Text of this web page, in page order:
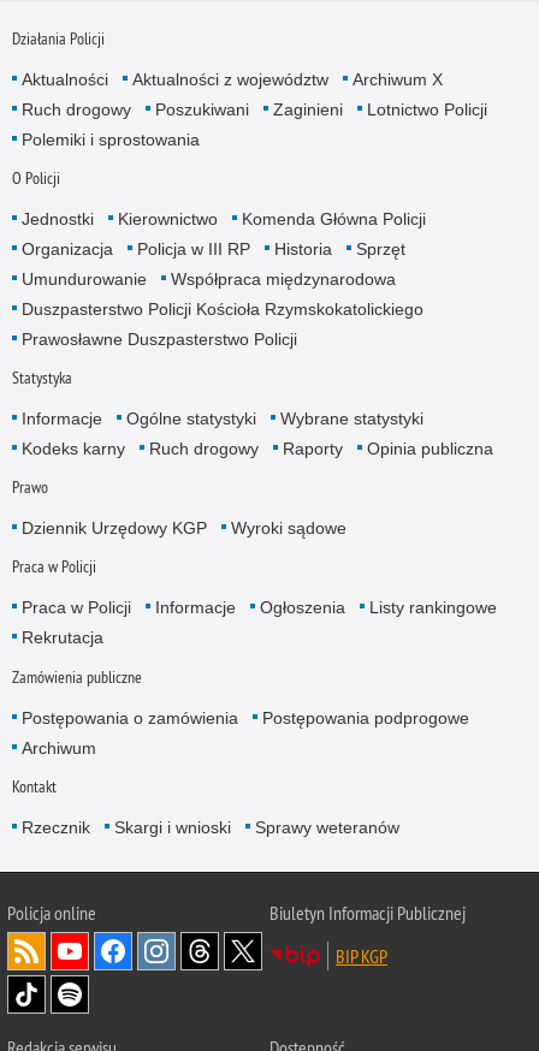
Działania Policji
Aktualności Aktualności z województw
Archiwum X
Ruch drogowy
Poszukiwani Zaginieni
Lotnictwo Policji
Polemiki i sprostowania
O Policji
Jednostki Kierownictwo
Komenda Główna Policji
Organizacja
Policja w III RP Historia
Sprzęt
Umundurowanie
Współpraca międzynarodowa
Duszpasterstwo Policji Kościoła Rzymskokatolickiego
Prawosławne Duszpasterstwo Policji
Statystyka
Informacje Ogólne statystyki
Wybrane statystyki
Kodeks karny
Ruch drogowy Raporty Opinia publiczna
Prawo
Dziennik Urzędowy KGP Wyroki sądowe
Praca w Policji
Praca w Policji Informacje Ogłoszenia
Listy rankingowe
Rekrutacja
Zamówienia publiczne
Postępowania o zamówienia
Postępowania podprogowe
Archiwum
Kontakt
Rzecznik Skargi i wnioski Sprawy weteranów
Policjaonline
Biuletyn Informacji Publicznej
BIP KGP